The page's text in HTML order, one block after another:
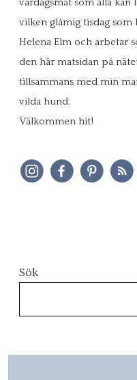
vardagsmat som alla kan
vilken glåmig tisdag som
Helena Elm och arbetar
den här matsidan på
tillsammans med min
vilda hund.
Välkommen hit!
Sök